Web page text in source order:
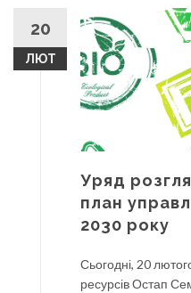
20
ЛЮТ
Уряд
план
2030 року
Сьогодні, 20
ресурсів Остап